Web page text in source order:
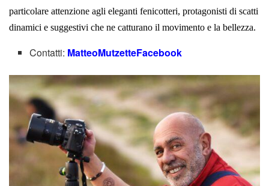
particolare attenzione agli eleganti fenicotteri, protagonisti di scatti
dinamici e suggestivi che ne catturano il movimento e la bellezza.
Contatti: MatteoMutzetteFacebook